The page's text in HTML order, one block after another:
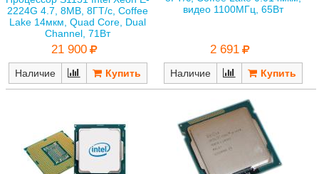
2224G 4.7, 8MB, 8ГТ/с, Coffee
Lake 14мкм, Quad Core, Dual
Channel, 71Вт
21 900
Наличие
видео 1100МГц, 65Вт
2 691
Наличие